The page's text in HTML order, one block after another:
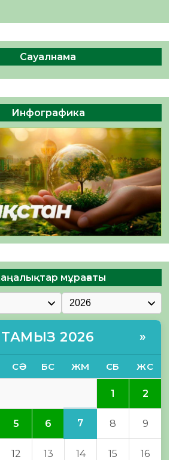
Сауалнама
Инфографика
мұрағаты
ТАМЫЗ 2026 »
СӘ БС ЖМ СБ ЖС
1 2
5 6 7 8 9
12 13 14 15 16